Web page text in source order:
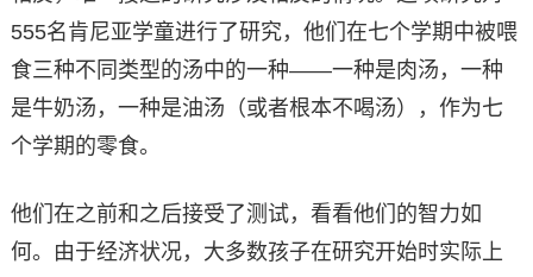
555名肯尼亚学童进行了研究，他们在七个学期中被喂
食三种不同类型的汤中的一种——一种是肉汤，一种
是牛奶汤，一种是油汤（或者根本不喝汤），作为七
个学期的零食。
他们在之前和之后接受了测试，看看他们的智力如
何。由于经济状况，大多数孩子在研究开始时实际上